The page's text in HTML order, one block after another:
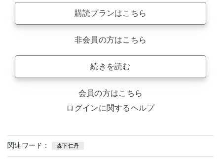
購読プランはこちら
非会員の方はこちら
続きを読む
会員の方はこちら
ログインに関するヘルプ
関連ワード： 森下仁丹